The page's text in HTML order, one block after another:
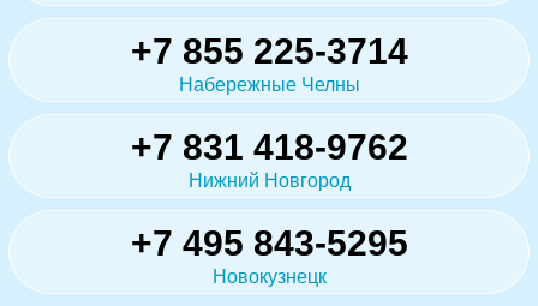
+7 855 225-3714
Набережные Челны
+7 831 418-9762
Нижний Новгород
+7 495 843-5295
Новокузнецк